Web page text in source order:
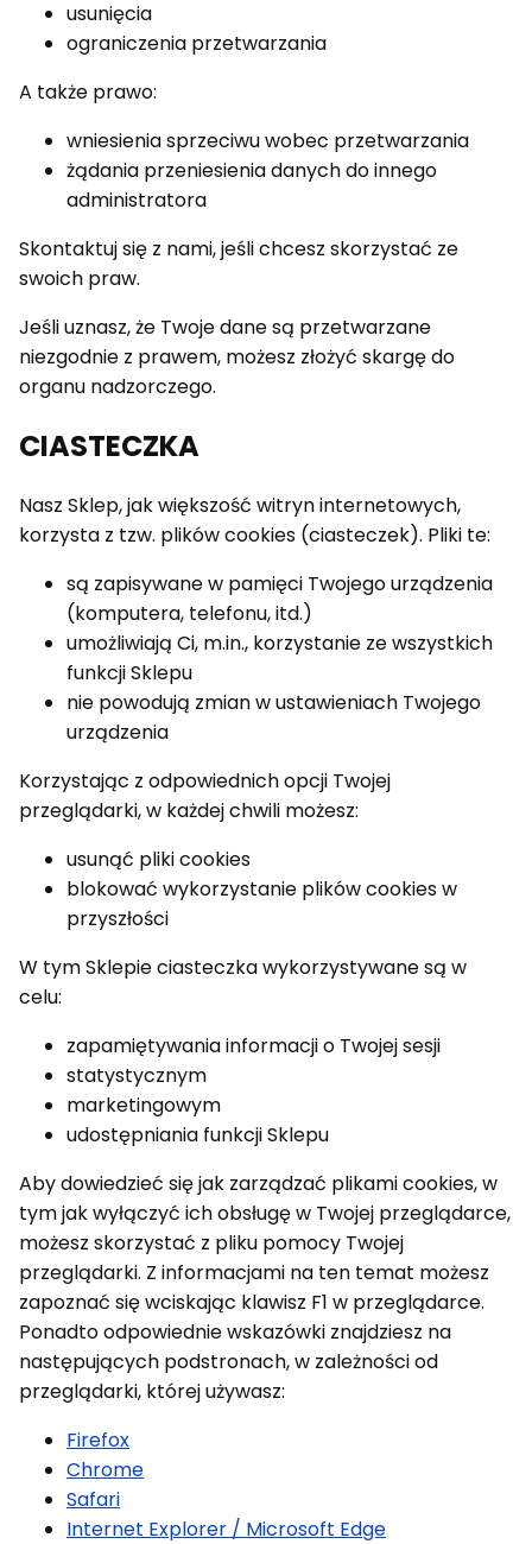
usunięcia
ograniczenia przetwarzania
A także prawo:
wniesienia sprzeciwu wobec przetwarzania
żądania przeniesienia danych do innego
administratora
Skontaktuj się z nami, jeśli chcesz skorzystać ze
swoich praw.
Jeśli uznasz, że Twoje dane są przetwarzane
niezgodnie z prawem, możesz złożyć skargę do
organu nadzorczego.
CIASTECZKA
Nasz Sklep, jak większość witryn internetowych,
korzysta z tzw. plików cookies (ciasteczek). Pliki te:
są zapisywane w pamięci Twojego urządzenia
(komputera, telefonu, itd.)
umożliwiają Ci, m.in., korzystanie ze wszystkich
funkcji Sklepu
nie powodują zmian w ustawieniach Twojego
urządzenia
Korzystając z odpowiednich opcji Twojej
przeglądarki, w każdej chwili możesz:
usunąć pliki cookies
blokować wykorzystanie plików cookies w
przyszłości
W tym Sklepie ciasteczka wykorzystywane są w
celu:
zapamiętywania informacji o Twojej sesji
statystycznym
marketingowym
udostępniania funkcji Sklepu
Aby dowiedzieć się jak zarządzać plikami cookies, w
tym jak wyłączyć ich obsługę w Twojej przeglądarce,
możesz skorzystać z pliku pomocy Twojej
przeglądarki. Z informacjami na ten temat możesz
zapoznać się wciskając klawisz F1 w przeglądarce.
Ponadto odpowiednie wskazówki znajdziesz na
następujących podstronach, w zależności od
przeglądarki, której używasz:
Firefox
Chrome
Safari
Internet Explorer / Microsoft Edge